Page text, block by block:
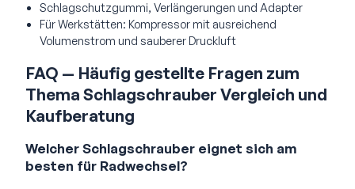
Schlagschutzgummi, Verlängerungen und Adapter
Für Werkstätten: Kompressor mit ausreichend
Volumenstrom und sauberer Druckluft
FAQ — Häufig gestellte Fragen zum
Thema Schlagschrauber Vergleich und
Kaufberatung
Welcher Schlagschrauber eignet sich am
besten für Radwechsel?